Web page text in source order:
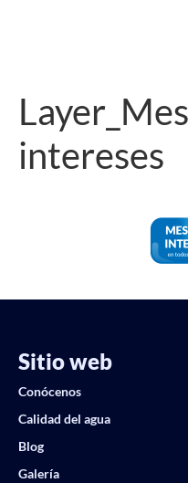
intereses
Sitio web
Conócenos
Calidad del agua
Blog
Galería